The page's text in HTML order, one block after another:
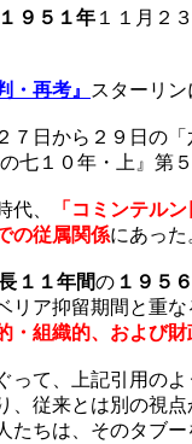
１９５１年 １１月２
・再考』 スターリ
７日から２９日の
の七１０年・上』第
、 「コミンテルン
の従属関係にあった
１１年間の １９５
リア抑留期間と重な
・組織的、および
て、上記引用の
、従来とは別の視
たちは、そのタブ